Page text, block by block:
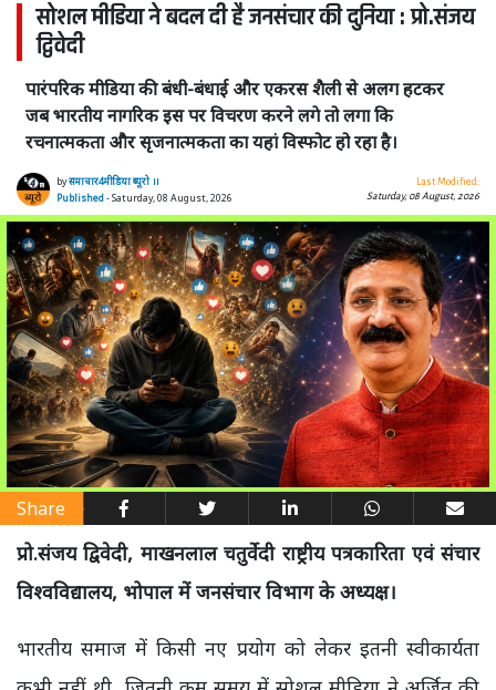
सोशल मीडिया ने बदल दी है जनसंचार की दुनिया : प्रो.संजय
द्विवेदी
पारंपरिक मीडिया की बंधी-बंधाई और एकरस शैली से अलग हटकर
जब भारतीय नागरिक इस पर विचरण करने लगे तो लगा कि
रचनात्मकता और सृजनात्मकता का यहां विस्फोट हो रहा है।
byसमाचार4मीडिया ब्यूरो ।।
Published- Saturday, 08 August, 2026
Last Modified:
Saturday, 08 August, 2026
Share
प्रो.संजय द्विवेदी, माखनलाल चतुर्वेदी राष्ट्रीय पत्रकारिता एवं संचार
विश्वविद्यालय, भोपाल में जनसंचार विभाग के अध्यक्ष।
भारतीय समाज में किसी नए प्रयोग को लेकर इतनी स्वीकार्यता